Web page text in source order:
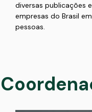
diversas publicações
empresas do Brasil
pessoas.